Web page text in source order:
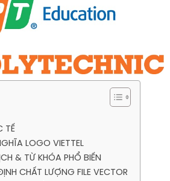
TẾ
LOGO VIETTEL
& TỪ KHÓA PHỔ BIẾN
CHẤT LƯỢNG FILE VECTOR